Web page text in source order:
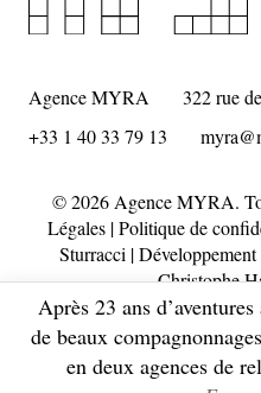
Agence MYRA
322 rue
+33 1 40 33 79 13
© 2026 Agence MYRA.
Légales|Politique de
Sturracci|
Christophe
Après 23 ans
de beaux
en deux agences de